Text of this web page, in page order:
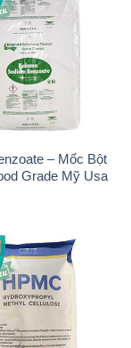
– Mốc Bột
Grade Mỹ Usa